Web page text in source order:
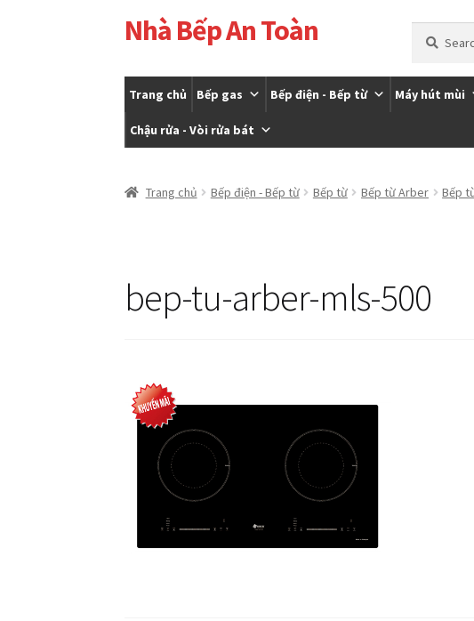
Đi
đến
hướng
Chuyển
đến
dung
Nhà Bếp An Toàn
kiếm:
Trang chủ Bếp gas Bếp điện - Bếp từ Máy hút mùi
Chậu rửa - Vòi rửa bát
Trang chủ Bếp điện - Bếp từ Bếp từ Bếp từ Arber Bếp
bep-tu-arber-mls-500